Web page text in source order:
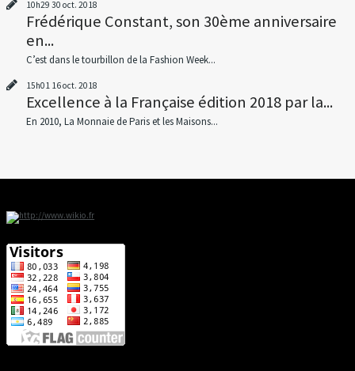
10h29 30 oct. 2018
Frédérique Constant, son 30ème anniversaire
en...
C’est dans le tourbillon de la Fashion Week...
15h01 16oct. 2018
Excellence à la Française édition 2018 par la...
En 2010, La Monnaie de Paris et les Maisons...